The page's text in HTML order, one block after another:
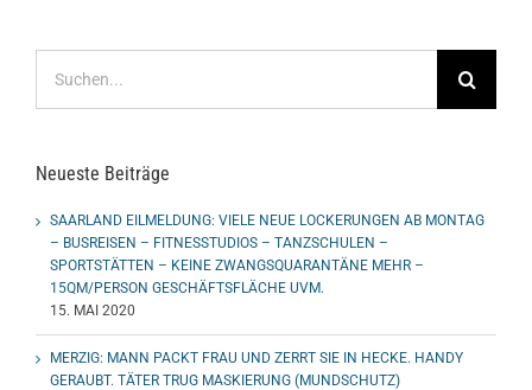
nach:
Neueste Beiträge
SAARLAND EILMELDUNG: VIELE NEUE LOCKERUNGEN AB MONTAG
– BUSREISEN – FITNESSTUDIOS – TANZSCHULEN –
SPORTSTÄTTEN – KEINE ZWANGSQUARANTÄNE MEHR –
15QM/PERSON GESCHÄFTSFLÄCHE UVM.
15. MAI 2020
MERZIG: MANN PACKT FRAU UND ZERRT SIE IN HECKE. HANDY
GERAUBT. TÄTER TRUG MASKIERUNG (MUNDSCHUTZ)